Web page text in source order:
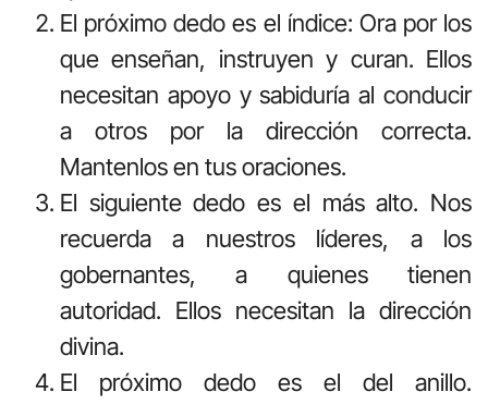
El próximo dedo es el índice: Ora por los
que enseñan, instruyen y curan. Ellos
necesitan apoyo y sabiduría al conducir
a otros por la dirección correcta.
Mantenlos en tus oraciones.
El siguiente dedo es el más alto. Nos
recuerda a nuestros líderes, a los
gobernantes, a quienes tienen
autoridad. Ellos necesitan la dirección
divina.
El próximo dedo es el del anillo.